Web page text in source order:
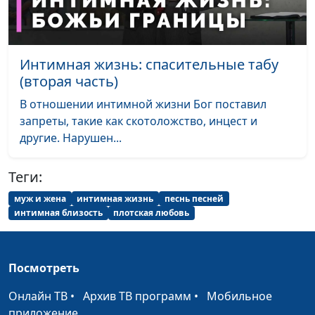
Интимная жизнь: спасительные табу
(вторая часть)
В отношении интимной жизни Бог поставил
запреты, такие как скотоложство, инцест и
другие. Нарушен...
Теги:
муж и жена интимная жизнь
песнь песней
интимная близость
плотская любовь
Посмотреть
Онлайн ТВ • Архив ТВ программ • Мобильное